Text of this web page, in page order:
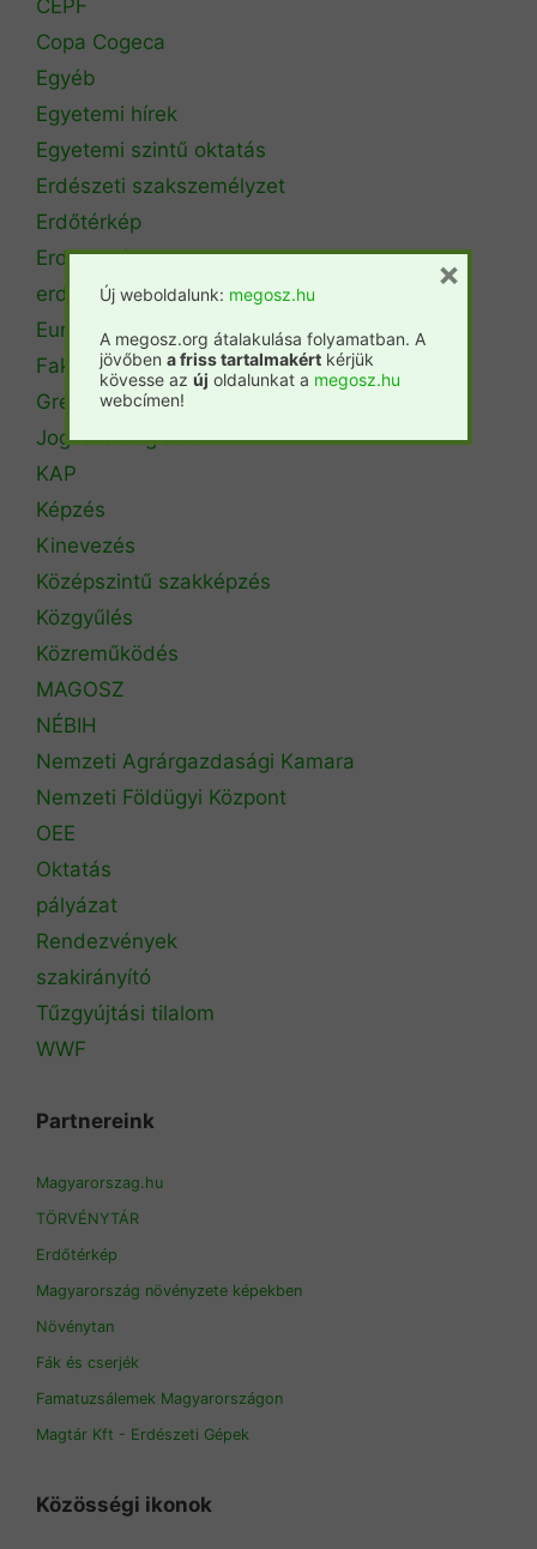
CEPF
Copa Cogeca
Egyéb
Egyetemi hírek
Egyetemi szintű oktatás
Erdészeti szakszemélyzet
Erdőtérkép
Erdőtörvény
erdőtűz
Európai Unió
Fakitermelés
Green Deal
Jogi állásfoglalás
KAP
Képzés
Kinevezés
Középszintű szakképzés
Közgyűlés
Közreműködés
MAGOSZ
NÉBIH
Nemzeti Agrárgazdasági Kamara
Nemzeti Földügyi Központ
OEE
Oktatás
pályázat
Rendezvények
szakirányító
Tűzgyújtási tilalom
WWF
Partnereink
Magyarorszag.hu
TÖRVÉNYTÁR
Erdőtérkép
Magyarország növényzete képekben
Növénytan
Fák és cserjék
Famatuzsálemek Magyarországon
Magtár Kft - Erdészeti Gépek
Közösségi ikonok
Új weboldalunk: megosz.hu
A megosz.org átalakulása folyamatban. A
jövőben a friss tartalmakért kérjük
kövesse az új oldalunkat a megosz.hu
webcímen!
×